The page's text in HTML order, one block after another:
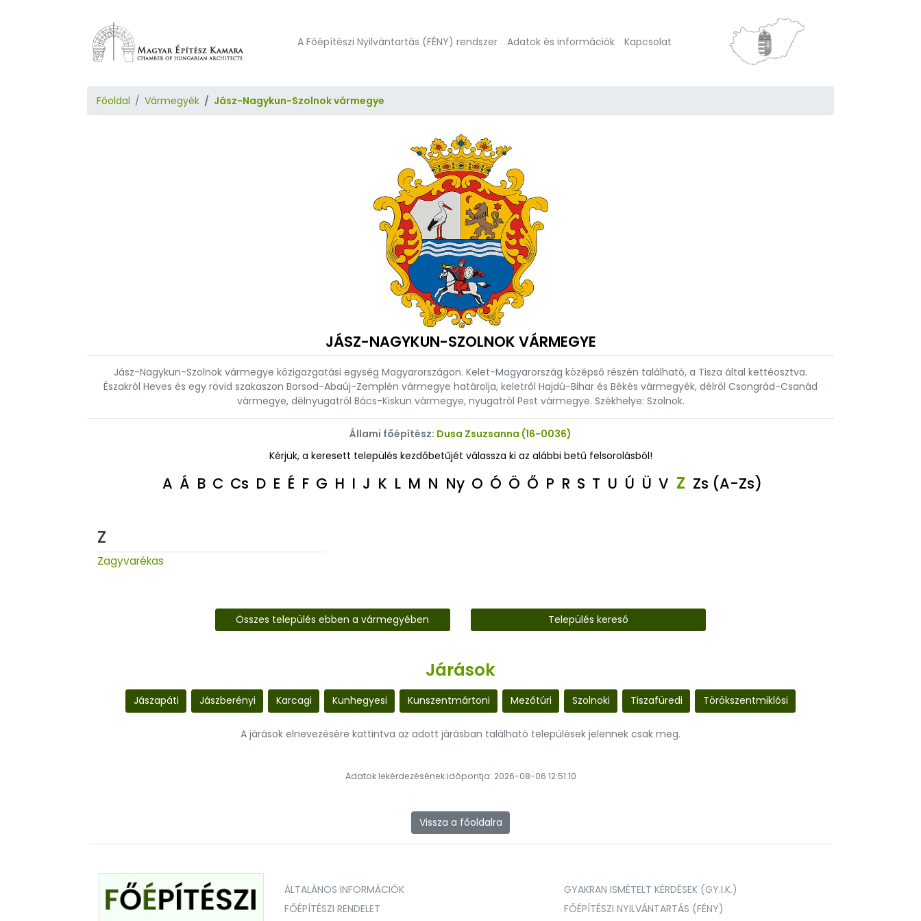
A Főépítészi Nyilvántartás (FÉNY) rendszer Adatok és információk Kapcsolat
Főoldal Vármegyék Jász-Nagykun-Szolnok vármegye
JÁSZ-NAGYKUN-SZOLNOK VÁRMEGYE
Jász-Nagykun-Szolnok vármegye közigazgatási egység Magyarországon. Kelet-Magyarország középső részén található, a Tisza által kettéosztva.
Északról Heves és egy rövid szakaszon Borsod-Abaúj-Zemplén vármegye határolja, keletről Hajdú-Bihar és Békés vármegyék, délről Csongrád-Csanád
vármegye, délnyugatról Bács-Kiskun vármegye, nyugatról Pest vármegye. Székhelye: Szolnok.
Állami főépítész: Dusa Zsuzsanna (16-0036)
Kérjük, a keresett település kezdőbetűjét válassza ki az alábbi betű felsorolásból!
A Á B C Cs D E É F G H I J K L M N Ny O Ó Ö Ő P R S T U Ú Ü V Z Zs (A-Zs)
Z
Zagyvarékas
Összes település ebben a vármegyében Település kereső
Járások
Jászapáti Jászberényi Karcagi Kunhegyesi Kunszentmártoni Mezőtúri Szolnoki Tiszafüredi Törökszentmiklósi
A járások elnevezésére kattintva az adott járásban található települések jelennek csak meg.
Adatok lekérdezésének időpontja: 2026-08-06 12:51:10
Vissza a főoldalra
ÁLTALÁNOS INFORMÁCIÓK
GYAKRAN ISMÉTELT KÉRDÉSEK (GY.I.K.)
FŐÉPÍTÉSZI RENDELET
FŐÉPÍTÉSZI NYILVÁNTARTÁS (FÉNY)